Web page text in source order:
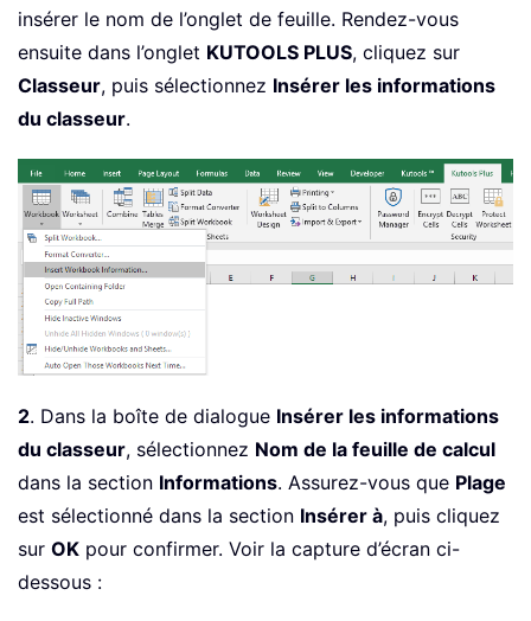
insérer le nom de l’onglet de feuille. Rendez-vous
ensuite dans l’onglet KUTOOLS PLUS, cliquez sur
Classeur, puis sélectionnez Insérer les informations
du classeur.
2. Dans la boîte de dialogue Insérer les informations
du classeur, sélectionnez Nom de la feuille de calcul
dans la section Informations. Assurez-vous que Plage
est sélectionné dans la section Insérer à, puis cliquez
sur OK pour confirmer. Voir la capture d’écran ci-
dessous :